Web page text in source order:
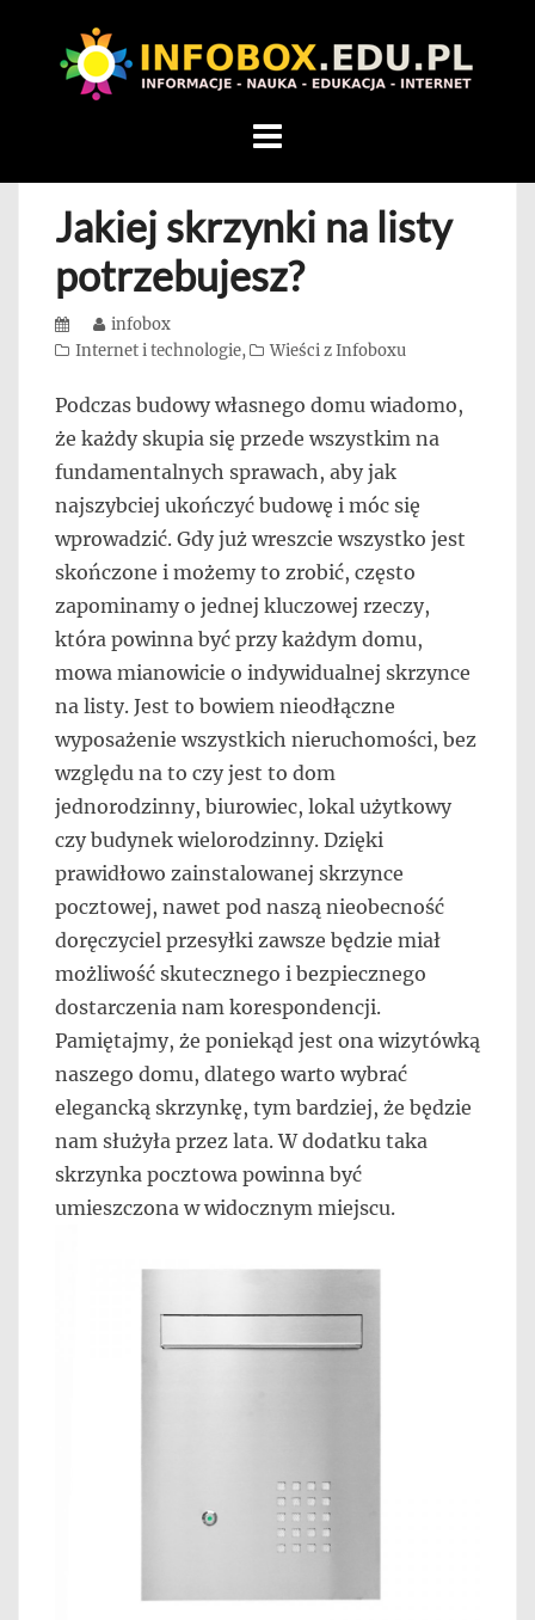
WITAMY
INFOBOX
INFORMACYJNY
STRON
blogu
przedstawiamy
przedsiębiorców,
rozwijając
innych
przedsiębiorczości
Jakiej skrzynki na listy
potrzebujesz?
Posted
on
Author
infobox
Categories
Internet i technologie, Wieści z Infoboxu
Podczas budowy własnego domu wiadomo,
że każdy skupia się przede wszystkim na
fundamentalnych sprawach, aby jak
najszybciej ukończyć budowę i móc się
wprowadzić. Gdy już wreszcie wszystko jest
skończone i możemy to zrobić, często
zapominamy o jednej kluczowej rzeczy,
która powinna być przy każdym domu,
mowa mianowicie o indywidualnej skrzynce
na listy. Jest to bowiem nieodłączne
wyposażenie wszystkich nieruchomości, bez
względu na to czy jest to dom
jednorodzinny, biurowiec, lokal użytkowy
czy budynek wielorodzinny. Dzięki
prawidłowo zainstalowanej skrzynce
pocztowej, nawet pod naszą nieobecność
doręczyciel przesyłki zawsze będzie miał
możliwość skutecznego i bezpiecznego
dostarczenia nam korespondencji.
Pamiętajmy, że poniekąd jest ona wizytówką
naszego domu, dlatego warto wybrać
elegancką skrzynkę, tym bardziej, że będzie
nam służyła przez lata. W dodatku taka
skrzynka pocztowa powinna być
umieszczona w widocznym miejscu.